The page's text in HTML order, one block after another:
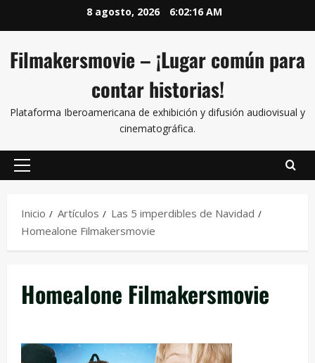
8 agosto, 2026 6:02:16 AM
Filmakersmovie – ¡Lugar común para
contar historias!
Plataforma Iberoamericana de exhibición y difusión audiovisual y
cinematográfica.
Inicio Artículos
Las 5 imperdibles de Navidad
Homealone Filmakersmovie
Homealone Filmakersmovie